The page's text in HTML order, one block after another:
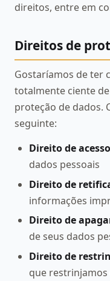
direitos, entre em
Direitos de
Gostaríamos de ter
totalmente ciente
proteção de dados.
seguinte:
Direito de acesso
dados pessoais
Direito de
informações
Direito de
de seus dados
Direito de
que